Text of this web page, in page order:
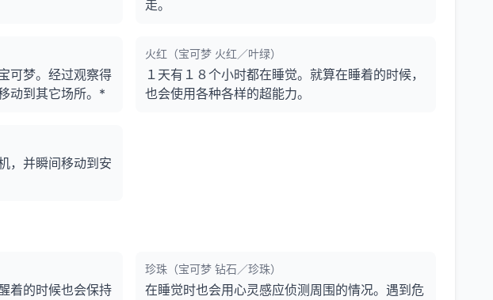
走。
可梦。经过观察得
动到其它场所。*
火红（宝可梦 火红／叶绿）
１天有１８个小时都在睡觉。就算在睡着的时候，
也会使用各种各样的超能力。
，并瞬间移动到安
着的时候也会保持
珍珠（宝可梦 钻石／珍珠）
在睡觉时也会用心灵感应侦测周围的情况。遇到危